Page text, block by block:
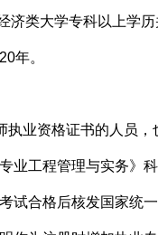
济类大学专科以上学
年。
执业资格证书的人员，
业工程管理与实务》
试合格后核发国家统